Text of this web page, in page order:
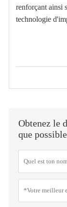
renforçant ainsi
technologie
Obtenez le
que